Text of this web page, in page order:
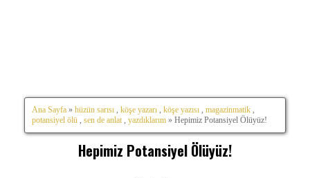
Ana Sayfa » hüzün sarısı köşe yazarı köşe yazısı magazinmatik
potansiyel ölü
sen de anlat yazdıklarım » Hepimiz Potansiyel Ölüyüz!
Hepimiz Potansiyel Ölüyüz!